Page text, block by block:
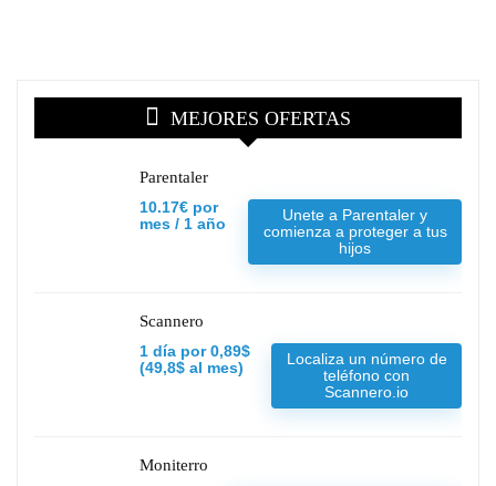
MEJORES OFERTAS
Parentaler
10.17€ por
mes / 1 año
Unete a Parentaler y
comienza a proteger a tus
hijos
Scannero
1 día por 0,89$
(49,8$ al mes)
Localiza un número de
teléfono con
Scannero.io
Moniterro